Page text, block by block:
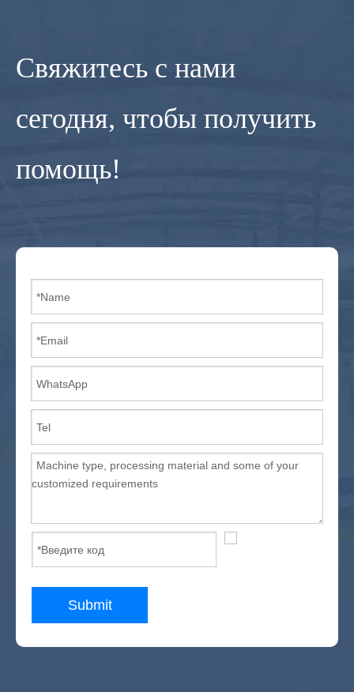
Свяжитесь с нами
сегодня, чтобы получить
помощь!
Submit